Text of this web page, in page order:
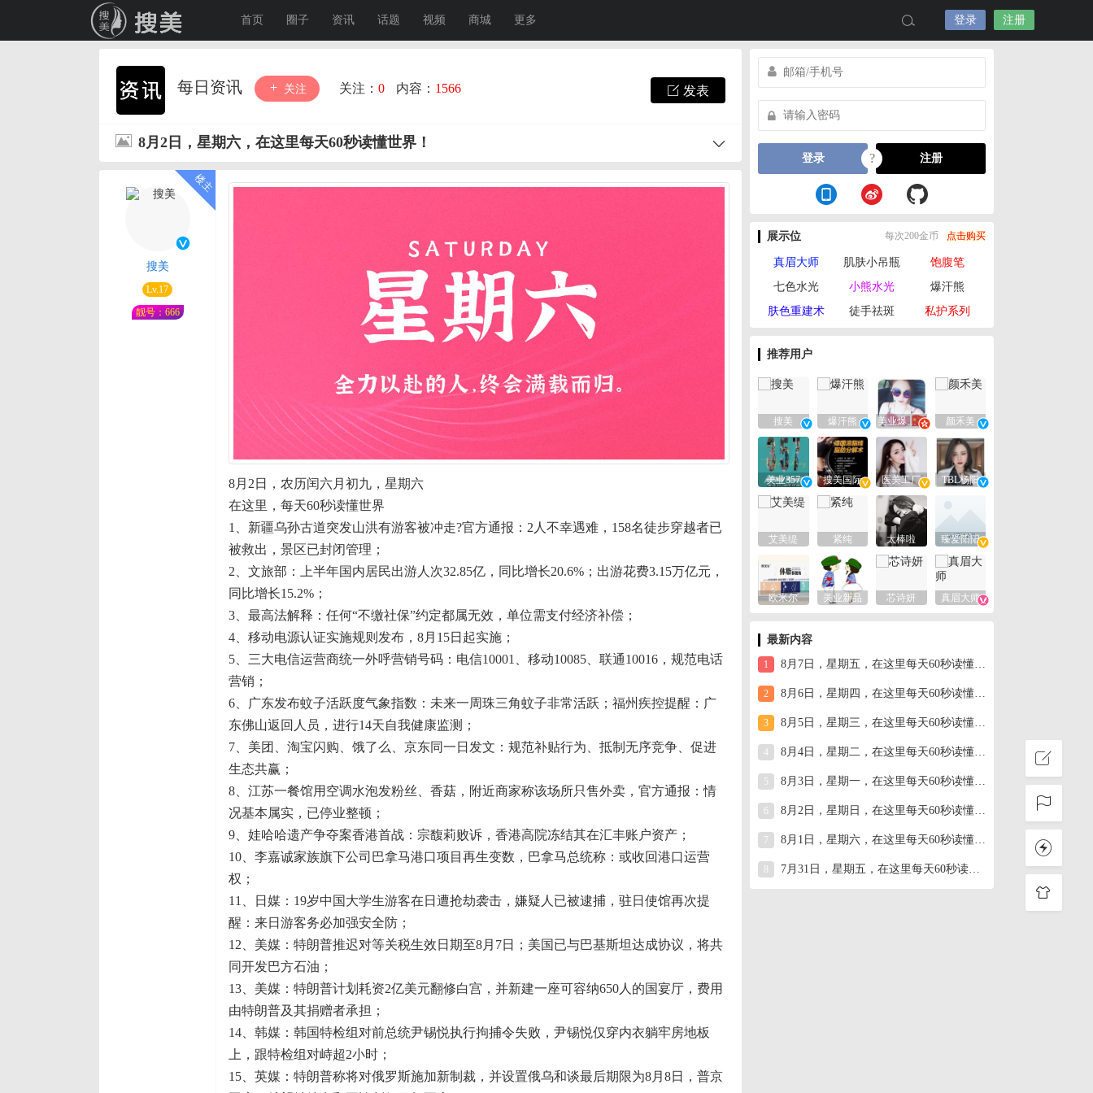
首页 圈子 资讯 话题 视频 商城 更多 登录 注册
每日资讯 关注 关注： 0 内容： 1566 发表
8月2日，星期六，在这里每天60秒读懂世界！
搜美
Lv.17
靓号：666
8月2日，农历闰六月初九，星期六
在这里，每天60秒读懂世界
1、新疆乌孙古道突发山洪有游客被冲走?官方通报：2人不幸遇难，158名徒步穿越者已
被救出，景区已封闭管理；
2、文旅部：上半年国内居民出游人次32.85亿，同比增长20.6%；出游花费3.15万亿元，
同比增长15.2%；
3、最高法解释：任何“不缴社保”约定都属无效，单位需支付经济补偿；
4、移动电源认证实施规则发布，8月15日起实施；
5、三大电信运营商统一外呼营销号码：电信10001、移动10085、联通10016，规范电话
营销；
6、广东发布蚊子活跃度气象指数：未来一周珠三角蚊子非常活跃；福州疾控提醒：广
东佛山返回人员，进行14天自我健康监测；
7、美团、淘宝闪购、饿了么、京东同一日发文：规范补贴行为、抵制无序竞争、促进
生态共赢；
8、江苏一餐馆用空调水泡发粉丝、香菇，附近商家称该场所只售外卖，官方通报：情
况基本属实，已停业整顿；
9、娃哈哈遗产争夺案香港首战：宗馥莉败诉，香港高院冻结其在汇丰账户资产；
10、李嘉诚家族旗下公司巴拿马港口项目再生变数，巴拿马总统称：或收回港口运营
权；
11、日媒：19岁中国大学生游客在日遭抢劫袭击，嫌疑人已被逮捕，驻日使馆再次提
醒：来日游客务必加强安全防；
12、美媒：特朗普推迟对等关税生效日期至8月7日；美国已与巴基斯坦达成协议，将共
同开发巴方石油；
13、美媒：特朗普计划耗资2亿美元翻修白宫，并新建一座可容纳650人的国宴厅，费用
由特朗普及其捐赠者承担；
14、韩媒：韩国特检组对前总统尹锡悦执行拘捕令失败，尹锡悦仅穿内衣躺牢房地板
上，跟特检组对峙超2小时；
15、英媒：特朗普称将对俄罗斯施加新制裁，并设置俄乌和谈最后期限为8月8日，普京
登录 ? 注册
展示位 每次200金币 点击购买
真眉大师 肌肤小吊瓶
饱腹笔
七色水光
小熊水光
爆汗熊
肤色重建术
徒手祛斑 私护系列
推荐用户
搜美 爆汗熊 美业爆款平台 颜禾美
美业357 搜美国际 医美工厂 TBL杨阳
艾美缇 紧纯 太棒啦 臻爱阳阳
欧米尔 美业新品 芯诗妍 真眉大师
最新内容
1 8月7日，星期五，在这里每天60秒读懂世界！
2 8月6日，星期四，在这里每天60秒读懂世界！
3 8月5日，星期三，在这里每天60秒读懂世界！
4 8月4日，星期二，在这里每天60秒读懂世界！
5 8月3日，星期一，在这里每天60秒读懂世界！
6 8月2日，星期日，在这里每天60秒读懂世界！
7 8月1日，星期六，在这里每天60秒读懂世界！
7月31日，星期五，在这里每天60秒读懂世界！